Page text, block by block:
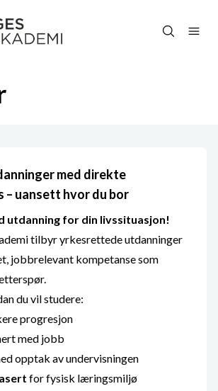
med direkte
– uansett hvor du bor
utdanning for din livssituasjon!
tilbyr yrkesrettede utdanninger
jobbrelevant kompetanse som
du vil studere:
progresjon
med jobb
opptak av undervisningen
for fysisk læringsmiljø